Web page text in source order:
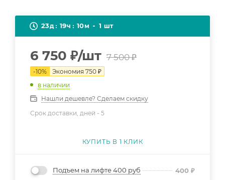
23д 19ч 10м 1 шт
6 750 ₽/шт 7 500₽
-10% Экономия 750 ₽
в наличии
Нашли дешевле? Сделаем скидку
Срок доставки, дней - 5
КУПИТЬ В 1 КЛИК
Подъем на лифте 400 руб 400 ₽